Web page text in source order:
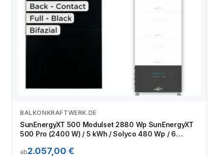
Zum Angebot
BALKONKRAFTWERK.DE
SunEnergyXT 500 Modulset 2880 Wp SunEnergyXT
500 Pro (2400 W) / 5 kWh / Solyco 480 Wp / 6
ab2.057,00 €